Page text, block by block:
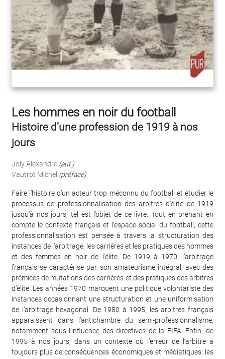
Les hommes en noir du football
Histoire d’une profession de 1919 à nos
jours
Joly Alexandre (aut.)
Vautrot Michel (préface)
Faire l’histoire d’un acteur trop méconnu du football et étudier le
processus de professionnalisation des arbitres d’élite de 1919
jusqu’à nos jours, tel est l’objet de ce livre. Tout en prenant en
compte le contexte français et l’espace social du football, cette
professionnalisation est pensée à travers la structuration des
instances de l’arbitrage, les carrières et les pratiques des hommes
et des femmes en noir de l’élite. De 1919 à 1970, l’arbitrage
français se caractérise par son amateurisme intégral, avec des
prémices de mutations des carrières et des pratiques des arbitres
d’élite. Les années 1970 marquent une politique volontariste des
instances occasionnant une structuration et une uniformisation
de l’arbitrage hexagonal. De 1980 à 1995, les arbitres français
apparaissent dans l’antichambre du semi-professionnalisme,
notamment sous l’influence des directives de la FIFA. Enfin, de
1995 à nos jours, dans un contexte où l’erreur de l’arbitre a
toujours plus de conséquences économiques et médiatiques, les